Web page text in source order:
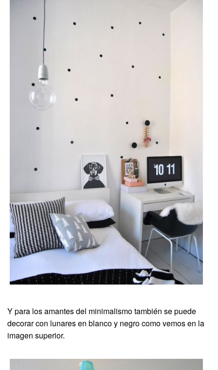
Y para los amantes del minimalismo también se puede
decorar con lunares en blanco y negro como vemos en la
imagen superior.